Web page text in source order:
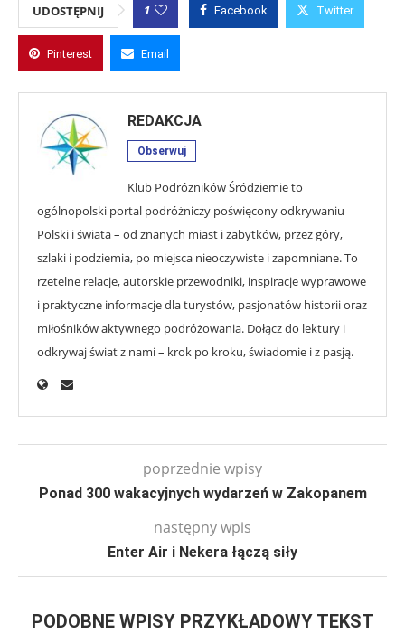
UDOSTĘPNIJ 1 Facebook Twitter
Pinterest Email
REDAKCJA
Obserwuj
Klub Podróżników Śródziemie to
ogólnopolski portal podróżniczy poświęcony odkrywaniu
Polski i świata – od znanych miast i zabytków, przez góry,
szlaki i podziemia, po miejsca nieoczywiste i zapomniane. To
rzetelne relacje, autorskie przewodniki, inspiracje wyprawowe
i praktyczne informacje dla turystów, pasjonatów historii oraz
miłośników aktywnego podróżowania. Dołącz do lektury i
odkrywaj świat z nami – krok po kroku, świadomie i z pasją.
poprzednie wpisy
Ponad 300 wakacyjnych wydarzeń w Zakopanem
następny wpis
Enter Air i Nekera łączą siły
PODOBNE WPISY PRZYKŁADOWY TEKST